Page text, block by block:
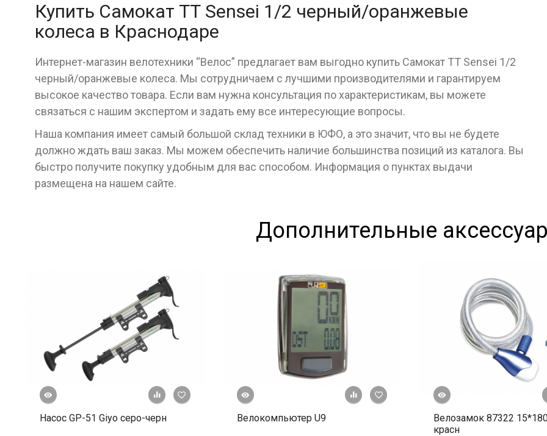
Купить Самокат ТТ Sensei 1/2 черный/оранжевые
колеса в Краснодаре
Интернет-магазин велотехники “Велос” предлагает вам выгодно купить Самокат ТТ Sensei 1/2
черный/оранжевые колеса. Мы сотрудничаем с лучшими производителями и гарантируем
высокое качество товара. Если вам нужна консультация по характеристикам, вы можете
связаться с нашим экспертом и задать ему все интересующие вопросы.
Наша компания имеет самый большой склад техники в ЮФО, а это значит, что вы не будете
должно ждать ваш заказ. Мы можем обеспечить наличие большинства позиций из каталога. Вы
быстро получите покупку удобным для вас способом. Информация о пунктах выдачи
размещена на нашем сайте.
Дополнительные
+ К сравнению
В избранное
Насос GP-51 Giyo серо-черн
+ К сравнению
В избранное
Быстрый просмотр
Велокомпьютер U9
Быстрый просмотр
Велозамок 87322
красн